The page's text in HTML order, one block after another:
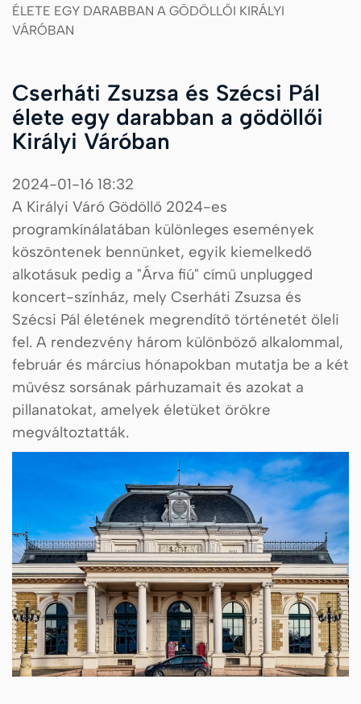
ÉLETE EGY DARABBAN A GÖDÖLLŐI KIRÁLYI
VÁRÓBAN
Cserháti Zsuzsa és Szécsi Pál
élete egy darabban a gödöllői
Királyi Váróban
2024-01-16 18:32
A Királyi Váró Gödöllő 2024-es
programkínálatában különleges események
köszöntenek bennünket, egyik kiemelkedő
alkotásuk pedig a "Árva fiú" című unplugged
koncert-színház, mely Cserháti Zsuzsa és
Szécsi Pál életének megrendítő történetét öleli
fel. A rendezvény három különböző alkalommal,
február és március hónapokban mutatja be a két
művész sorsának párhuzamait és azokat a
pillanatokat, amelyek életüket örökre
megváltoztatták.